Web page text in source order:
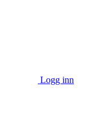
Logg inn